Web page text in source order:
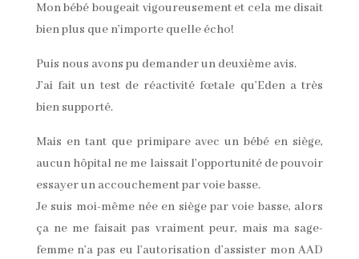
Mon bébé bougeait vigoureusement et cela me disait
bien plus que n’importe quelle écho!
Puis nous avons pu demander un deuxième avis.
J’ai fait un test de réactivité fœtale qu’Eden a très
bien supporté.
Mais en tant que primipare avec un bébé en siège,
aucun hôpital ne me laissait l’opportunité de pouvoir
essayer un accouchement par voie basse.
Je suis moi-même née en siège par voie basse, alors
ça ne me faisait pas vraiment peur, mais ma sage-
femme n’a pas eu l’autorisation d’assister mon AAD